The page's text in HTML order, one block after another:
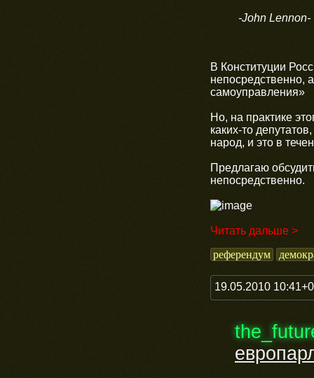
-John Lennon-
В Конституции
непосредственно,
самоуправления»
Но, на практике
каких-то
народ, и это в
Предлагаю
непосредственно.
Читать дальше >
референдум
19.05.2010